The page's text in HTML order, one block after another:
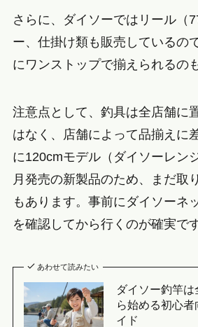
さらに、ダイソーではリール（
ー、仕掛け類も販売しているの
にワンストップで揃えられるの
注意点として、釣具は全店舗に
はなく、店舗によって品揃えに
に120cmモデル（ダイソーレン
月発売の新製品のため、まだ取
もあります。事前にダイソーネ
を確認してから行くのが確実です
あわせて読みたい
ダイソー釣竿
ら始める初心
イド